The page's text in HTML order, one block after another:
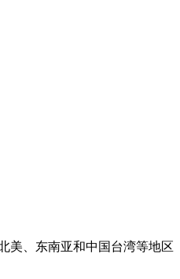
美、东南亚和中国台湾等地区